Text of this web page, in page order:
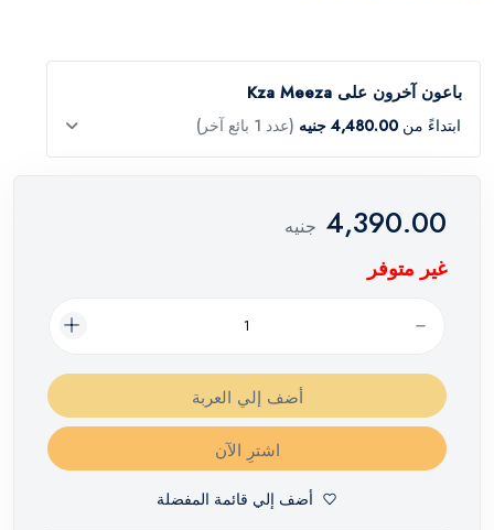
باعون آخرون على Kza Meeza
ابتداءً من 4,480.00 جنيه (عدد 1 بائع آخر)
4,390.00 جنيه
غير متوفر
أضف إلي العربة
اشترِ الآن
أضف إلي قائمة المفضلة